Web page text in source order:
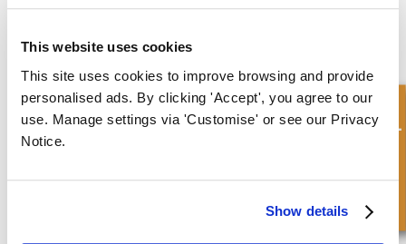
This website uses cookies
This site uses cookies to improve browsing and provide
personalised ads. By clicking 'Accept', you agree to our
use. Manage settings via 'Customise' or see our Privacy
Notice.
Show details
Anneau en U – caoutchouc –
Anneau en U –
extrusion interne
Demande rapide